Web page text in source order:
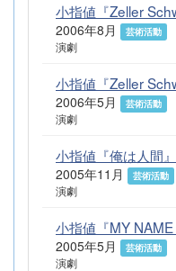
小指値『Zeller
2006年8月 芸術活動
演劇
小指値『Zeller
2006年5月 芸術活動
演劇
小指値『俺は人間』
2005年11月 芸術活動
演劇
小指値『MY NAME
2005年5月 芸術活動
演劇